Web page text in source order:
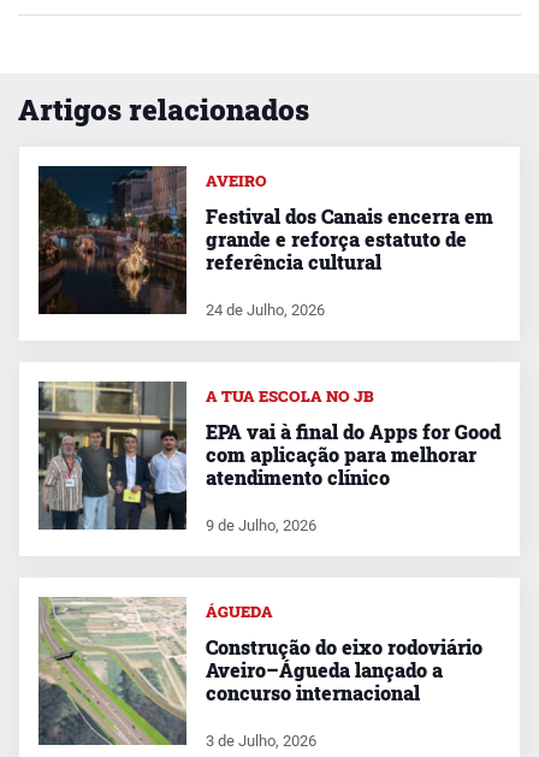
Artigos relacionados
AVEIRO
Festival dos Canais encerra em
grande e reforça estatuto de
referência cultural
24 de Julho, 2026
A TUA ESCOLA NO JB
EPA vai à final do Apps for Good
com aplicação para melhorar
atendimento clínico
9 de Julho, 2026
ÁGUEDA
Construção do eixo rodoviário
Aveiro–Águeda lançado a
concurso internacional
3 de Julho, 2026